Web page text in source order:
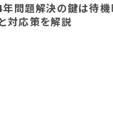
問題解決の鍵は待機
対応策を解説